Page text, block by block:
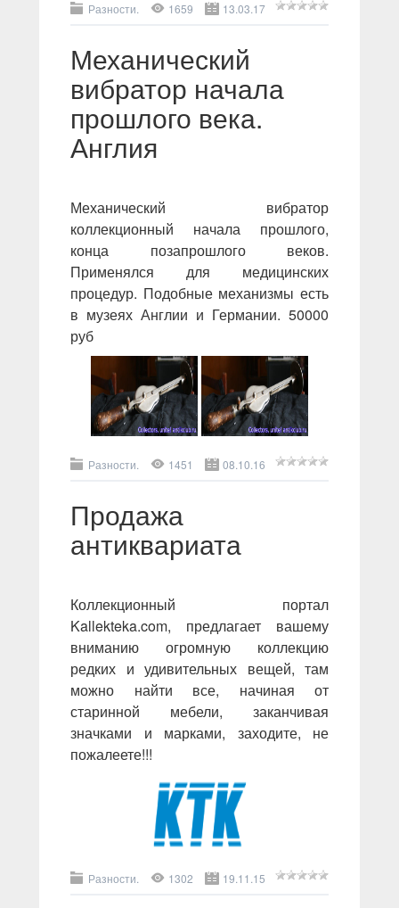
Разности. 1659 13.03.17
Механический
вибратор начала
прошлого века.
Англия
Механический вибратор
коллекционный начала прошлого,
конца позапрошлого веков.
Применялся для медицинских
процедур. Подобные механизмы есть
в музеях Англии и Германии. 50000
руб
Разности. 1451 08.10.16
Продажа
антиквариата
Коллекционный портал
Kallekteka.com, предлагает вашему
вниманию огромную коллекцию
редких и удивительных вещей, там
можно найти все, начиная от
старинной мебели, заканчивая
значками и марками, заходите, не
пожалеете!!!
Разности. 1302 19.11.15